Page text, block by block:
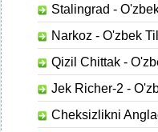
Stalingrad -
Narkoz - O'zbek
Qizil Chittak -
Jek Richer-2 -
Cheksizlikni